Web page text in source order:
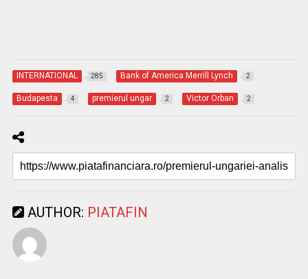
INTERNATIONAL 285 Bank of America Merrill Lynch 2
Budapesta 4 premierul ungar 2 Victor Orban 2
AUTHOR: PIATAFIN